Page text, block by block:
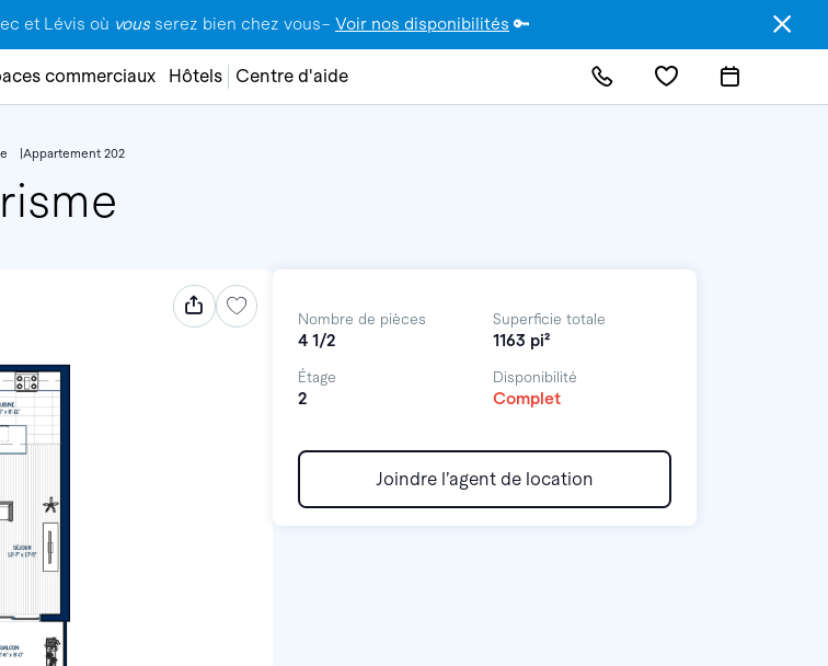
et Lévis où vous serez bien chez vous– Voir nos disponibilités 🔑
commerciaux Hôtels Centre d'aide
Appartement 202
Nombre de pièces
4 1/2
Superficie totale
1163 pi²
Étage
2
Disponibilité
Complet
Joindre l’agent de location